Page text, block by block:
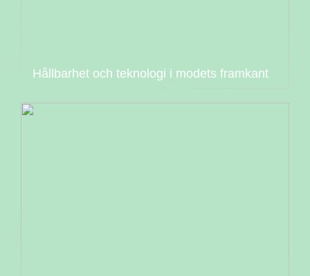
Hållbarhet och teknologi i modets framkant